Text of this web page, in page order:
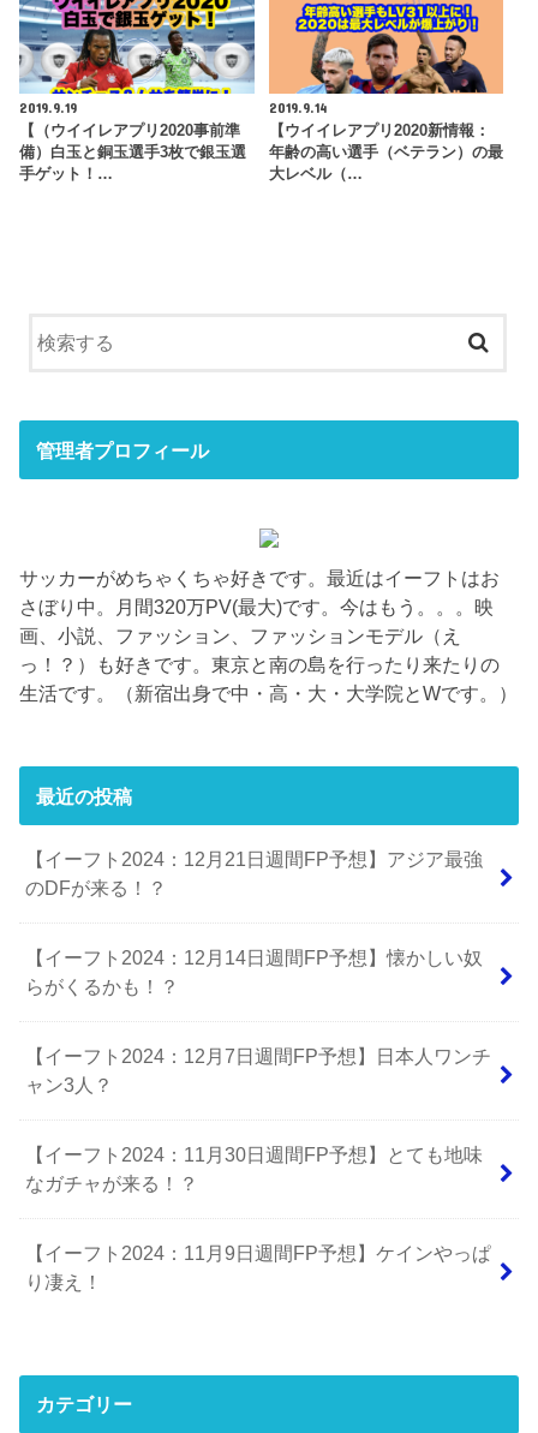
2019.9.19
【（ウイイレアプリ2020事前準
備）白玉と銅玉選手3枚で銀玉選
手ゲット！…
2019.9.14
【ウイイレアプリ2020新情報：
年齢の高い選手（ベテラン）の最
大レベル（…
管理者プロフィール
サッカーがめちゃくちゃ好きです。最近はイーフトはお
さぼり中。月間320万PV(最大)です。今はもう。。。映
画、小説、ファッション、ファッションモデル（え
っ！？）も好きです。東京と南の島を行ったり来たりの
生活です。（新宿出身で中・高・大・大学院とWです。）
最近の投稿
【イーフト2024：12月21日週間FP予想】アジア最強
のDFが来る！？
【イーフト2024：12月14日週間FP予想】懐かしい奴
らがくるかも！？
【イーフト2024：12月7日週間FP予想】日本人ワンチ
ャン3人？
【イーフト2024：11月30日週間FP予想】とても地味
なガチャが来る！？
【イーフト2024：11月9日週間FP予想】ケインやっぱ
り凄え！
カテゴリー